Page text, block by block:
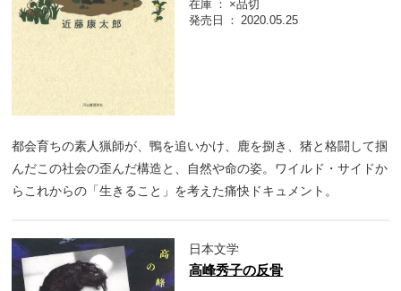
在庫
×品切
発売日
2020.05.25
都会育ちの素人猟師が、鴨を追いかけ、鹿を捌き、猪と格闘して掴
んだこの社会の歪んだ構造と、自然や命の姿。ワイルド・サイドか
らこれからの「生きること」を考えた痛快ドキュメント。
日本文学
高峰秀子の反骨